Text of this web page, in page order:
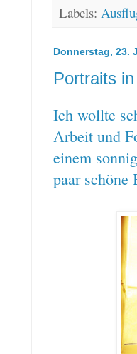
Labels:
Donnerstag, 23.
Portraits
Ich wollte
Arbeit und
einem
paar